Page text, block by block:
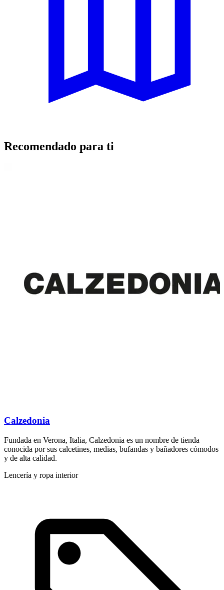
Recomendado para ti
Calzedonia
Fundada en Verona, Italia, Calzedonia es un nombre de tienda
conocida por sus calcetines, medias, bufandas y bañadores cómodos
y de alta calidad.
Lencería y ropa interior